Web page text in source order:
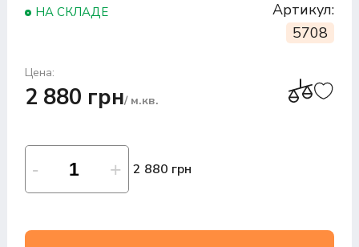
НА СКЛАДЕ
Артикул:
5708
Цена:
2 880 грн/ м.кв.
2 880 грн